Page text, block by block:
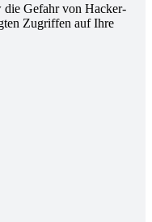
die Gefahr von Hacker-
Zugriffen auf Ihre